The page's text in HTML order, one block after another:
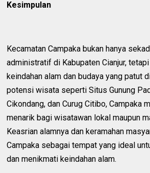
Kesimpulan
Kecamatan Campaka bukan hanya
administratif di Kabupaten Cianjur,
keindahan alam dan budaya yang patut
potensi wisata seperti Situs Gunung
Cikondang, dan Curug Citibo, Campaka
menarik bagi wisatawan lokal maupun
Keasrian alamnya dan keramahan
Campaka sebagai tempat yang ideal
dan menikmati keindahan alam.